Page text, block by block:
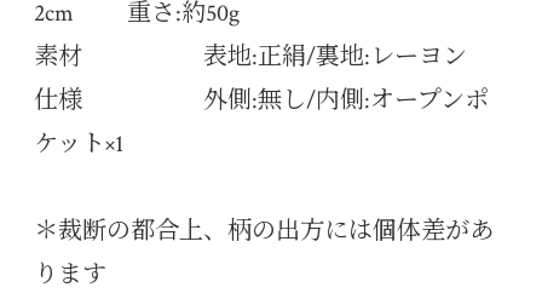
2cm 重さ:約50g
素材 表地:正絹/裏地:レーヨン
仕様 外側:無し/内側:オープンポ
ケット×1
＊裁断の都合上、柄の出方には個体差があ
ります